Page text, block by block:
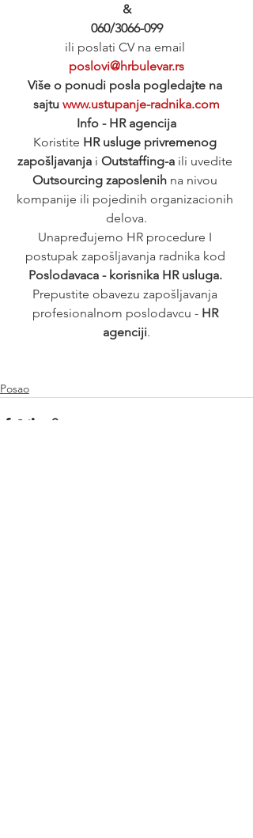
&
060/3066-099
ili poslati CV na email
poslovi@hrbulevar.rs
Više o ponudi posla pogledajte na
sajtu www.ustupanje-radnika.com
Info - HR agencija
Koristite HR usluge privremenog
zapošljavanja i Outstaffing-a ili uvedite
Outsourcing zaposlenih na nivou
kompanije ili pojedinih organizacionih
delova.
Unapređujemo HR procedure I
postupak zapošljavanja radnika kod
Poslodavaca - korisnika HR usluga.
Prepustite obavezu zapošljavanja
profesionalnom poslodavcu - HR
agenciji.
Posao